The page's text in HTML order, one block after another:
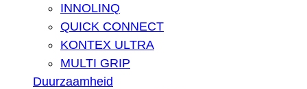
INNOLINQ
QUICK CONNECT
KONTEX ULTRA
MULTI GRIP
Duurzaamheid